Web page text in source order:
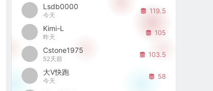
Lsdb0000
今天
119.5
Kimi-L
昨天
105
Cstone1975
52天前
103.5
大V快跑
今天
58